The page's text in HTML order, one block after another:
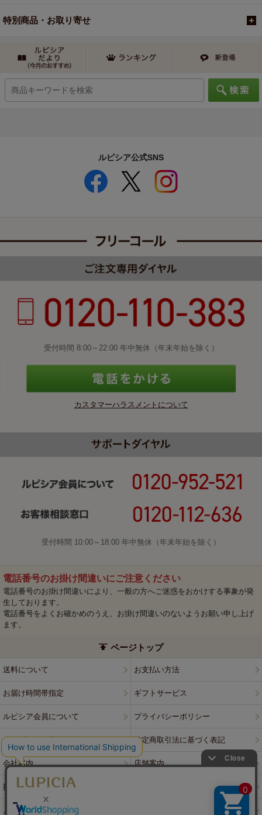
特別商品・お取り寄せ
ルピシア公式SNS
受付時間 8:00～22:00 年中無休（年末年始を除く）
カスタマーハラスメントについて
受付時間 10:00～18:00 年中無休（年末年始を除く）
電話番号のお掛け間違いにご注意ください
電話番号のお掛け間違いにより、一般の方へご迷惑をおかけする事象が発
生しております。
電話番号をよくお確かめのうえ、お掛け間違いのないようお願い申し上げ
ます。
ページトップ
送料について お支払い方法
お届け時間帯指定 ギフトサービス
ルピシア会員について プライバシーポリシー
ウェブサイト利用規約 特定商取引法に基づく表記
会社案内 店舗案内
採用情報
よくある質問